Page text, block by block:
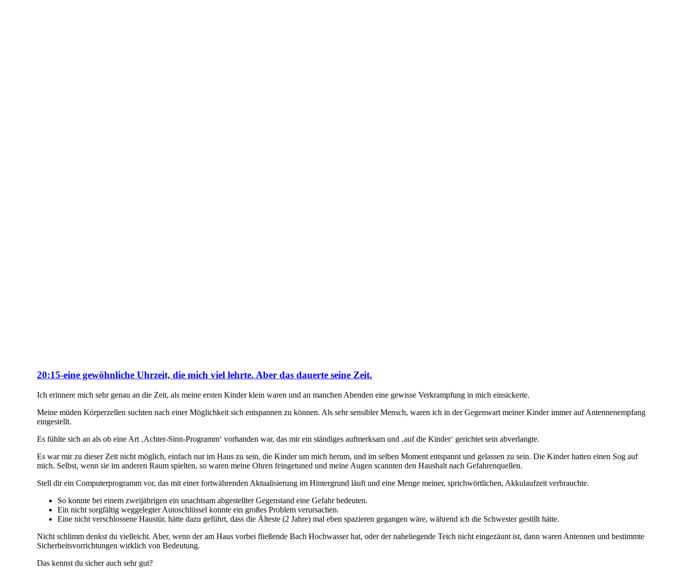
20:15-eine gewöhnliche Uhrzeit, die mich viel lehrte. Aber das dauerte seine Zeit.
Ich erinnere mich sehr genau an die Zeit, als meine ersten Kinder klein waren und an manchen Abenden eine gewisse Verkrampfung in mich einsickerte.
Meine müden Körperzellen suchten nach einer Möglichkeit sich entspannen zu können. Als sehr sensibler Mensch, waren ich in der Gegenwart meiner Kinder immer auf Antennenempfang
eingestellt.
Es fühlte sich an als ob eine Art ‚Achter-Sinn-Programm‘ vorhanden war, das mir ein ständiges aufmerksam und ‚auf die Kinder‘ gerichtet sein abverlangte.
Es war mir zu dieser Zeit nicht möglich, einfach nur im Haus zu sein, die Kinder um mich herum, und im selben Moment entspannt und gelassen zu sein. Die Kinder hatten einen Sog auf
mich. Selbst, wenn sie im anderen Raum spielten, so waren meine Ohren feingetuned und meine Augen scannten den Haushalt nach Gefahrenquellen.
Stell dir ein Computerprogramm vor, das mit einer fortwährenden Aktualisierung im Hintergrund läuft und eine Menge meiner, sprichwörtlichen, Akkulaufzeit verbrauchte.
So konnte bei einem zweijährigen ein unachtsam abgestellter Gegenstand eine Gefahr bedeuten.
Ein nicht sorgfältig weggelegter Autoschlüssel konnte ein großes Problem verursachen.
Eine nicht verschlossene Haustür, hätte dazu geführt, dass die Älteste (2 Jahre) mal eben spazieren gegangen wäre, während ich die Schwester gestillt hätte.
Nicht schlimm denkst du vielleicht. Aber, wenn der am Haus vorbei fließende Bach Hochwasser hat, oder der naheliegende Teich nicht eingezäunt ist, dann waren Antennen und bestimmte
Sicherheitsvorrichtungen wirklich von Bedeutung.
Das kennst du sicher auch sehr gut?